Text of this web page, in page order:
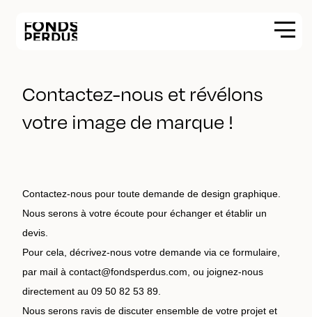
Contactez-nous et révélons
votre image de marque !
Contactez-nous pour toute demande de design graphique.
Nous serons à votre écoute pour échanger et établir un
devis.
Pour cela, décrivez-nous votre demande via ce formulaire,
par mail à contact@fondsperdus.com, ou joignez-nous
directement au 09 50 82 53 89.
Nous serons ravis de discuter ensemble de votre projet et